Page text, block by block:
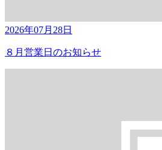
2026年07月28日
８月営業日のお知らせ